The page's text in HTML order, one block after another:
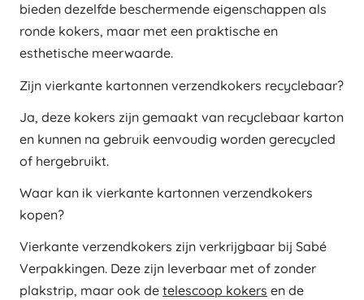
bieden dezelfde beschermende eigenschappen als
ronde kokers, maar met een praktische en
esthetische meerwaarde.
Zijn vierkante kartonnen verzendkokers recyclebaar?
Ja, deze kokers zijn gemaakt van recyclebaar karton
en kunnen na gebruik eenvoudig worden gerecycled
of hergebruikt.
Waar kan ik vierkante kartonnen verzendkokers
kopen?
Vierkante verzendkokers zijn verkrijgbaar bij Sabé
Verpakkingen. Deze zijn leverbaar met of zonder
plakstrip, maar ook de telescoop kokers en de